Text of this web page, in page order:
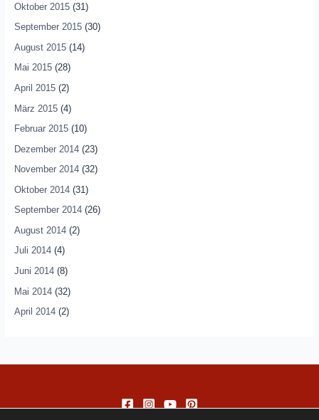
Oktober 2015(31)
September 2015(30)
August 2015(14)
Mai 2015(28)
April 2015(2)
März 2015(4)
Februar 2015(10)
Dezember 2014(23)
November 2014(32)
Oktober 2014(31)
September 2014(26)
August 2014(2)
Juli 2014(4)
Juni 2014(8)
Mai 2014(32)
April 2014(2)